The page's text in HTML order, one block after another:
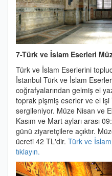
7-Türk ve İslam Eserleri
Türk ve İslam Eserlerini
İstanbul Türk ve İslam
coğrafyalarından gelmiş el
toprak pişmiş eserler ve el işi
sergileniyor. Müze Nisan ve
Kasım ve Mart ayları arası
günü ziyaretçilere açıktır.
ücreti 42 TL'dir. Türk ve
tıklayın.